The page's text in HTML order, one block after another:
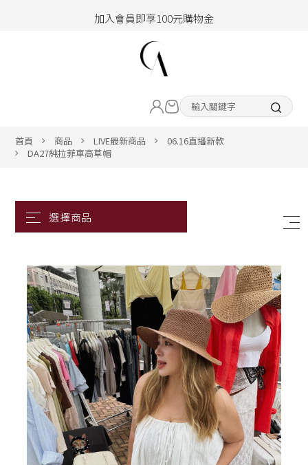
加入會員即享100元購物金
2026年新品大上架！把時髦變成日常
加入會員即享100元購物金
ALL ITEM
ACC&SHOE
BIG SALE
CA made
首頁 商品 LIVE最新商品
06.16直播新款
DA27純拉菲車高草帽